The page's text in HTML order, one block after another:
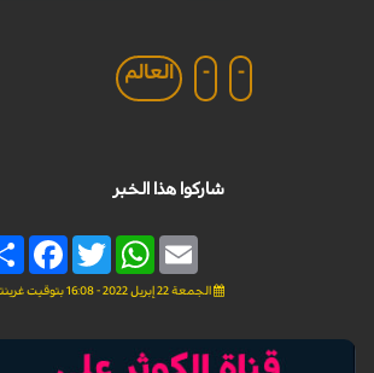
-
- العالم
شاركوا هذا الخبر
Twitter
WhatsAppEmail
الجمعة 22 إبريل 2022 - 16:08 بتوقيت غرينتش